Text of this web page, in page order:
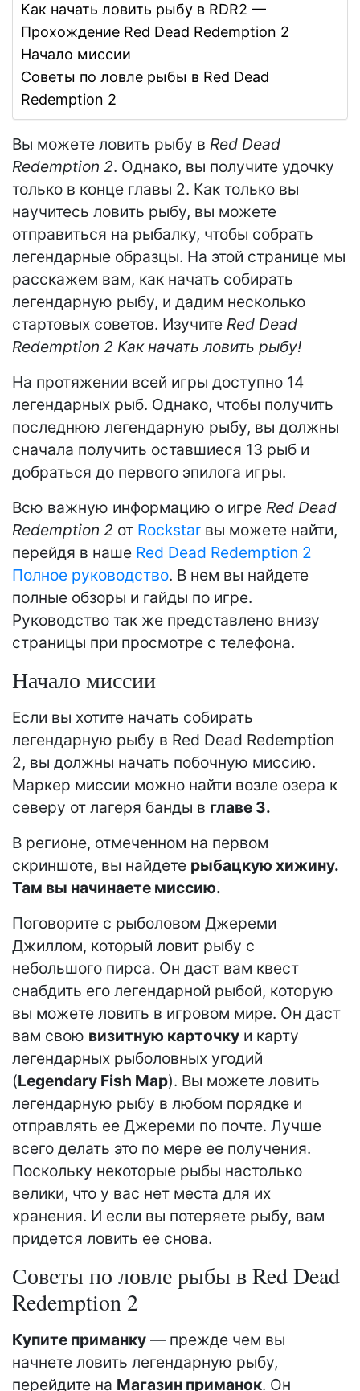
Как начать ловить рыбу в RDR2 —
Прохождение Red Dead Redemption 2
Начало миссии
Советы по ловле рыбы в Red Dead
Redemption 2
Вы можете ловить рыбу в Red Dead
Redemption 2. Однако, вы получите удочку
только в конце главы 2. Как только вы
научитесь ловить рыбу, вы можете
отправиться на рыбалку, чтобы собрать
легендарные образцы. На этой странице мы
расскажем вам, как начать собирать
легендарную рыбу, и дадим несколько
стартовых советов. Изучите Red Dead
Redemption 2 Как начать ловить рыбу!
На протяжении всей игры доступно 14
легендарных рыб. Однако, чтобы получить
последнюю легендарную рыбу, вы должны
сначала получить оставшиеся 13 рыб и
добраться до первого эпилога игры.
Всю важную информацию о игре Red Dead
Redemption 2 от Rockstar вы можете найти,
перейдя в наше Red Dead Redemption 2
Полное руководство. В нем вы найдете
полные обзоры и гайды по игре.
Руководство так же представлено внизу
страницы при просмотре с телефона.
Начало миссии
Если вы хотите начать собирать
легендарную рыбу в Red Dead Redemption
2, вы должны начать побочную миссию.
Маркер миссии можно найти возле озера к
северу от лагеря банды в главе 3.
В регионе, отмеченном на первом
скриншоте, вы найдете рыбацкую хижину.
Там вы начинаете миссию.
Поговорите с рыболовом Джереми
Джиллом, который ловит рыбу с
небольшого пирса. Он даст вам квест
снабдить его легендарной рыбой, которую
вы можете ловить в игровом мире. Он даст
вам свою визитную карточку и карту
легендарных рыболовных угодий
(Legendary Fish Map). Вы можете ловить
легендарную рыбу в любом порядке и
отправлять ее Джереми по почте. Лучше
всего делать это по мере ее получения.
Поскольку некоторые рыбы настолько
велики, что у вас нет места для их
хранения. И если вы потеряете рыбу, вам
придется ловить ее снова.
Советы по ловле рыбы в Red Dead
Redemption 2
Купите приманку — прежде чем вы
начнете ловить легендарную рыбу,
перейдите на Магазин приманок. Он